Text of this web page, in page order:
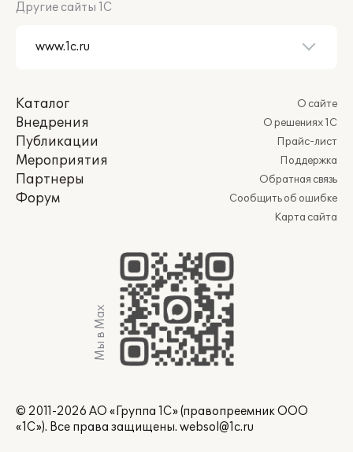
Другие сайты 1С
Каталог
Внедрения
Публикации
Мероприятия
Партнеры
Форум
О сайте
О решениях 1С
Прайс-лист
Поддержка
Обратная связь
Сообщить об ошибке
Карта сайта
Мы в Max
© 2011-2026 АО «Группа 1С» (правопреемник ООО
«1С»). Все права защищены. websol@1c.ru